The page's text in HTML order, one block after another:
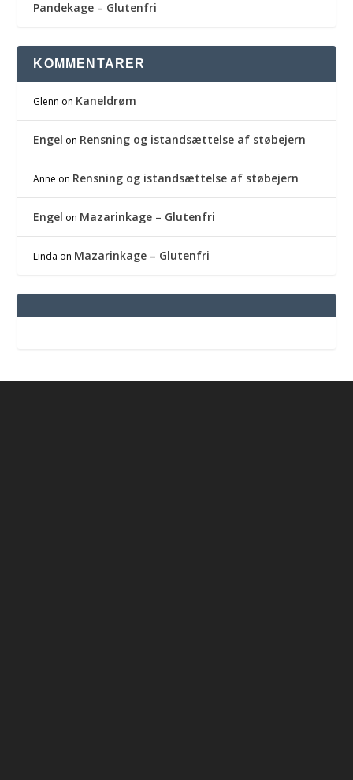
Pandekage – Glutenfri
KOMMENTARER
Glenn on Kaneldrøm
Engel on Rensning og istandsættelse af støbejern
Anne on Rensning og istandsættelse af støbejern
Engel on Mazarinkage – Glutenfri
Linda on Mazarinkage – Glutenfri